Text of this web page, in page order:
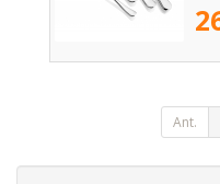
Ant.